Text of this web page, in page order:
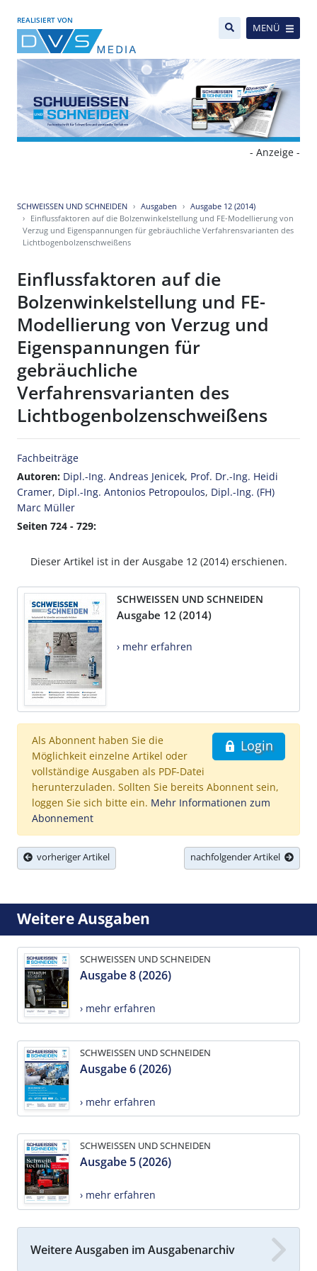
REALISIERT VON
MENÜ
- Anzeige -
SCHWEISSEN UND SCHNEIDEN Ausgaben
Ausgabe 12 (2014)
Einflussfaktoren auf die Bolzenwinkelstellung und FE-Modellierung von
Verzug und Eigenspannungen für gebräuchliche Verfahrensvarianten des
Lichtbogenbolzenschweißens
Einflussfaktoren auf die
Bolzenwinkelstellung und FE-
Modellierung von Verzug und
Eigenspannungen für
gebräuchliche
Verfahrensvarianten des
Lichtbogenbolzenschweißens
Fachbeiträge
Autoren: Dipl.-Ing. Andreas Jenicek, Prof. Dr.-Ing. Heidi
Cramer, Dipl.-Ing. Antonios Petropoulos, Dipl.-Ing. (FH)
Marc Müller
Seiten 724 - 729:
Dieser Artikel ist in der Ausgabe 12 (2014) erschienen.
SCHWEISSEN UND SCHNEIDEN
Ausgabe 12 (2014)
› mehr erfahren
Login
Als Abonnent haben Sie die
Möglichkeit einzelne Artikel oder
vollständige Ausgaben als PDF-Datei
herunterzuladen. Sollten Sie bereits Abonnent sein,
loggen Sie sich bitte ein. Mehr Informationen zum
Abonnement
vorheriger Artikel nachfolgender Artikel
Weitere Ausgaben
SCHWEISSEN UND SCHNEIDEN
Ausgabe 8 (2026)
› mehr erfahren
SCHWEISSEN UND SCHNEIDEN
Ausgabe 6 (2026)
› mehr erfahren
SCHWEISSEN UND SCHNEIDEN
Ausgabe 5 (2026)
› mehr erfahren
Weitere Ausgaben im Ausgabenarchiv